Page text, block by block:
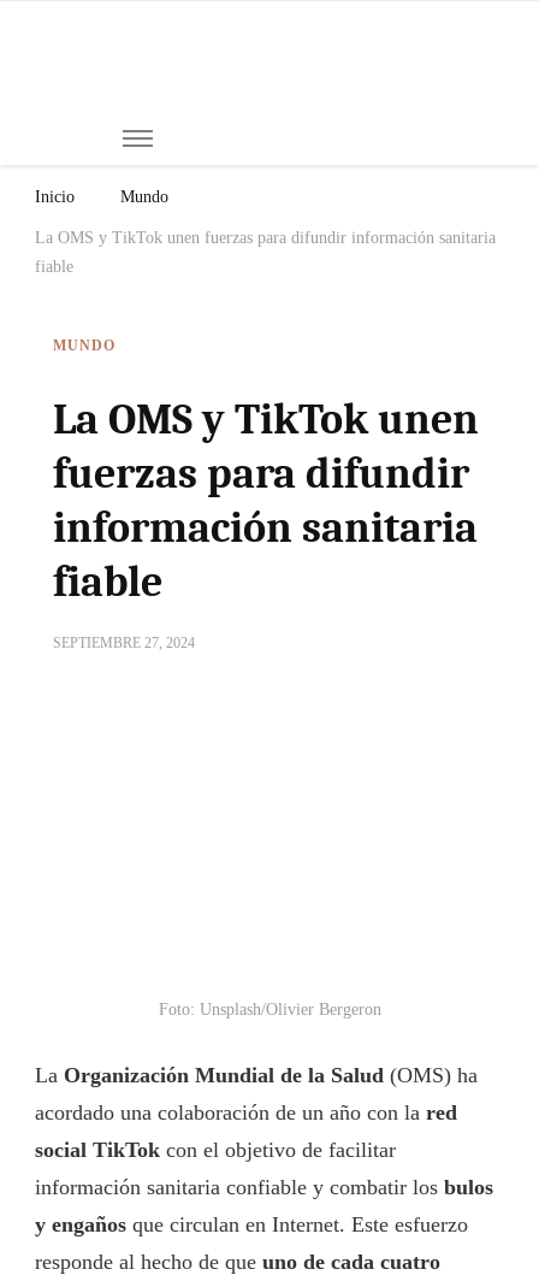
Inicio Mundo
La OMS y TikTok unen fuerzas para difundir información sanitaria
fiable
MUNDO
La OMS y TikTok unen
fuerzas para difundir
información sanitaria
fiable
SEPTIEMBRE 27, 2024
Foto: Unsplash/Olivier Bergeron
La Organización Mundial de la Salud (OMS) ha
acordado una colaboración de un año con la red
social TikTok con el objetivo de facilitar
información sanitaria confiable y combatir los bulos
y engaños que circulan en Internet. Este esfuerzo
responde al hecho de que uno de cada cuatro